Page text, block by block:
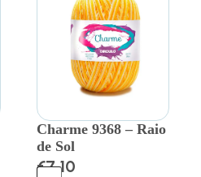
Charme 9368 – Raio
de Sol
€7.10